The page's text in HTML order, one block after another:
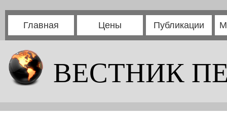
Главная Цены Публикации
ВЕСТНИК